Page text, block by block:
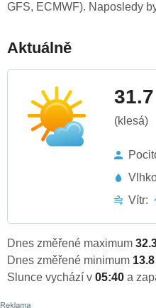
GFS, ECMWF). Naposledy
Aktuálně
(klesá)
Vítr:
Dnes změřené maximum
Dnes změřené minimum 13.8
Slunce vychází v 05:40 a